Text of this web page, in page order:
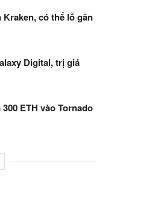
Kraken, có thể lỗ gần
Digital, trị giá
ETH vào Tornado